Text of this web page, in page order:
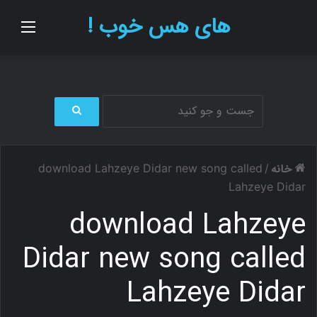
های هس خوب !
ج
ج
ر
ا
خانه /
download Lahzeye Didar new song called
Lahzeye Didar
download Lahzeye
Didar new song called
Lahzeye Didar